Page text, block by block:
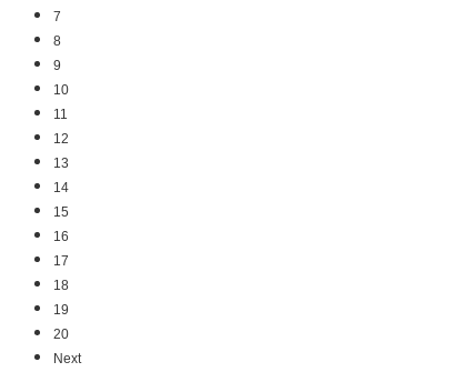
7
8
9
10
11
12
13
14
15
16
17
18
19
20
Next